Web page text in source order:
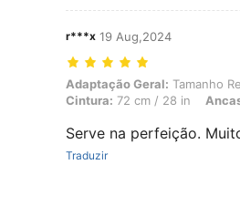
r***x 19 Aug,2024
Adaptação Geral: Tamanho Real,
Adaptação Geral: Tamanho
Cintura: 72 cm / 28 in
Serve na perfeição.
Traduzir